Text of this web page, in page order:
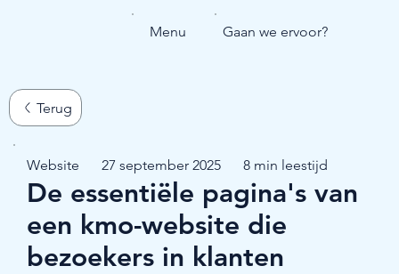
Menu Gaan we ervoor?
Website 27 september 2025 8 min leestijd
De essentiële pagina's van
een kmo-website die
bezoekers in klanten